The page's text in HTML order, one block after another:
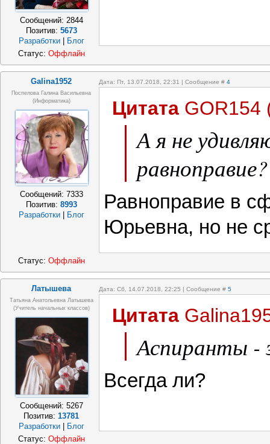
Сообщений: 2844
Позитив: 5673
Разработки
Блог
Статус: Оффлайн
Galina1952 Дата: Пт, 13.07.2018, 22:31 | Сообщение # 4
Поспелова Галина Васильевна
(информатика)
Сообщений: 7333
Позитив: 8993
Разработки
Блог
Цитата GOR154
А я не
равноправие?
Равноправие в
Юрьевна, но не
Статус: Оффлайн
Латышева Дата: Сб, 14.07.2018, 22:25 | Сообщение # 5
Татьяна Анатольевна Латышева
(учитель начальных классов)
Сообщений: 5267
Позитив:13781
Разработки
Блог
Цитата
Аспиранты -
Всегда ли?
Статус: Оффлайн